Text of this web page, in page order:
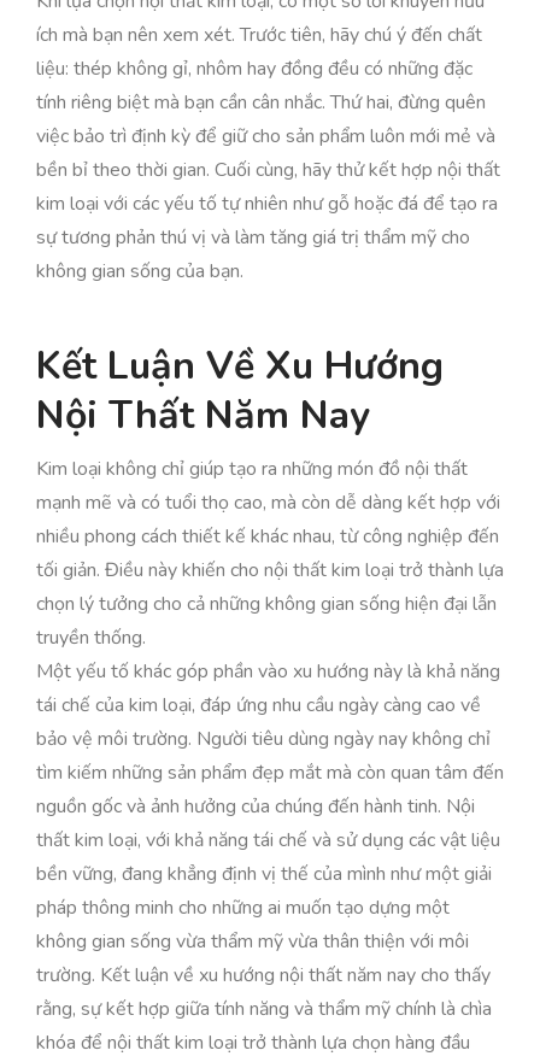
ích mà bạn nên xem xét. Trước tiên, hãy chú ý đến chất
liệu: thép không gỉ, nhôm hay đồng đều có những đặc
tính riêng biệt mà bạn cần cân nhắc. Thứ hai, đừng quên
việc bảo trì định kỳ để giữ cho sản phẩm luôn mới mẻ và
bền bỉ theo thời gian. Cuối cùng, hãy thử kết hợp nội thất
kim loại với các yếu tố tự nhiên như gỗ hoặc đá để tạo ra
sự tương phản thú vị và làm tăng giá trị thẩm mỹ cho
không gian sống của bạn.
Kết Luận Về Xu Hướng
Nội Thất Năm Nay
Kim loại không chỉ giúp tạo ra những món đồ nội thất
mạnh mẽ và có tuổi thọ cao, mà còn dễ dàng kết hợp với
nhiều phong cách thiết kế khác nhau, từ công nghiệp đến
tối giản. Điều này khiến cho nội thất kim loại trở thành lựa
chọn lý tưởng cho cả những không gian sống hiện đại lẫn
truyền thống.
Một yếu tố khác góp phần vào xu hướng này là khả năng
tái chế của kim loại, đáp ứng nhu cầu ngày càng cao về
bảo vệ môi trường. Người tiêu dùng ngày nay không chỉ
tìm kiếm những sản phẩm đẹp mắt mà còn quan tâm đến
nguồn gốc và ảnh hưởng của chúng đến hành tinh. Nội
thất kim loại, với khả năng tái chế và sử dụng các vật liệu
bền vững, đang khẳng định vị thế của mình như một giải
pháp thông minh cho những ai muốn tạo dựng một
không gian sống vừa thẩm mỹ vừa thân thiện với môi
trường. Kết luận về xu hướng nội thất năm nay cho thấy
rằng, sự kết hợp giữa tính năng và thẩm mỹ chính là chìa
khóa để nội thất kim loại trở thành lựa chọn hàng đầu